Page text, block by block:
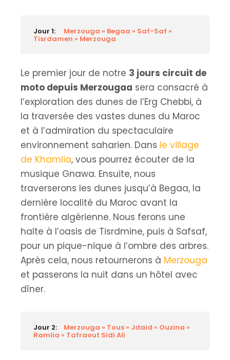
Jour 1: Merzouga » Begaa » Saf-Saf »
Tisrdamen » Merzouga
Le premier jour de notre 3 jours circuit de
moto depuis Merzougaa sera consacré à
l’exploration des dunes de l’Erg Chebbi, à
la traversée des vastes dunes du Maroc
et à l’admiration du spectaculaire
environnement saharien. Dans le village
de Khamlia, vous pourrez écouter de la
musique Gnawa. Ensuite, nous
traverserons les dunes jusqu’à Begaa, la
dernière localité du Maroc avant la
frontière algérienne. Nous ferons une
halte à l’oasis de Tisrdmine, puis à Safsaf,
pour un pique-nique à l’ombre des arbres.
Après cela, nous retournerons à Merzouga
et passerons la nuit dans un hôtel avec
dîner.
Jour 2: Merzouga » Tous » Jdaid » Ouzina »
Ramlia » Tafraout Sidi Ali